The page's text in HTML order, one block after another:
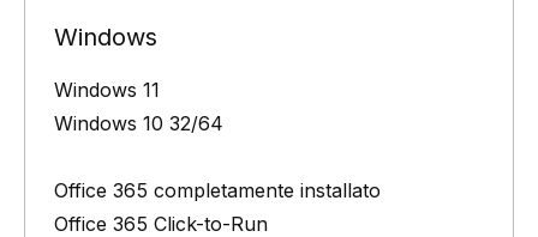
Windows
Windows 11
Windows 10 32/64
Office 365 completamente installato
Office 365 Click-to-Run